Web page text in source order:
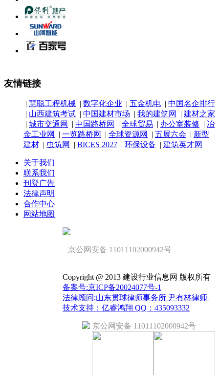
友情链接
| 慧聪工程机械 | 数字化企业 | 五金机电 | 中国名企排行
| 山西建筑考试 | 中国建材市场 | 我的建筑网 | 建材之家
| 城市交通网 | 中国路桥网 | 全球贸易 | 办公室装修 | 冶
金工业网
| 一览路桥网 | 全球资源网 | 五展六会 | 新型
建材 | 虫筑网 | BICES 2027 | 环保设备 | 建筑英才网
关于我们
联系我们
刊登广告
法律声明
合作中心
网站地图
京公网安备 11011102000942号
Copyright @ 2013 建设行业信息网 版权所有
备案号:京ICP备20024077号-1
法律顾问;山东贯球律师事务所 尹有林律师
技术支持：亿睿鸿翔 QQ：435093332
京公网安备 11011102000942号